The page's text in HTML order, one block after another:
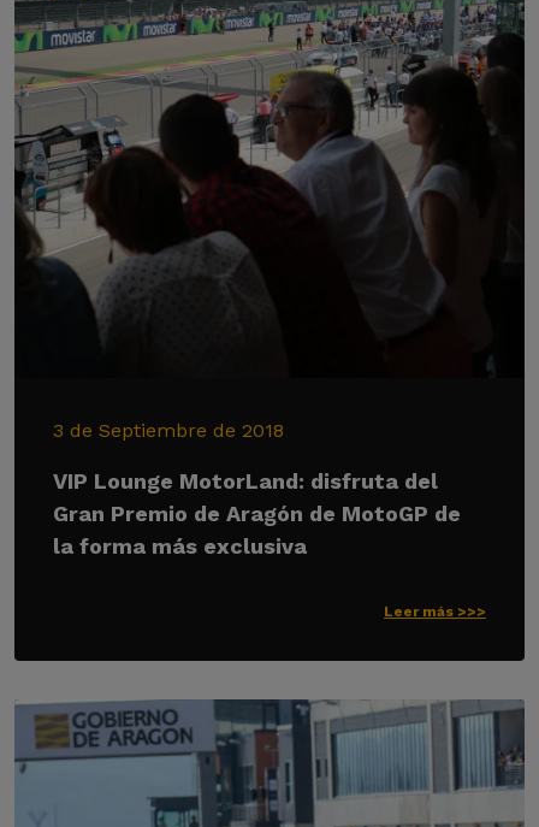
3 de Septiembre de 2018
VIP Lounge MotorLand: disfruta del
Gran Premio de Aragón de MotoGP de
la forma más exclusiva
Leer más >>>